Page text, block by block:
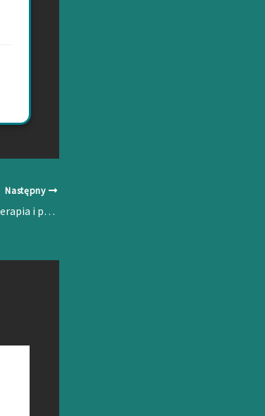
Następny
Łokieć golfisty Gdynia – fizjoterapia i przyczyny bólu łokcia